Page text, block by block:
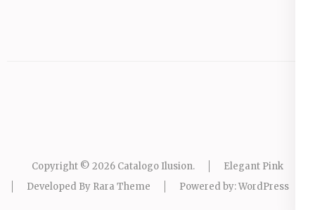
Copyright © 2026 Catalogo Ilusion.
Elegant Pink
Developed By Rara Theme Powered by:WordPress